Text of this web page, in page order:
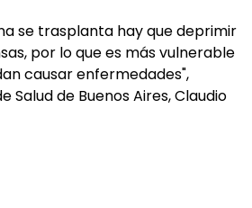
se trasplanta hay que deprimir
por lo que es más vulnerable
causar enfermedades",
Salud de Buenos Aires, Claudio